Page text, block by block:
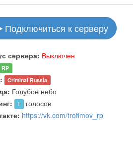
Подключиться к серверу
сервера: Выключен
RP
Criminal Russia
Голубое небо
1 голосов
https://vk.com/trofimov_rp